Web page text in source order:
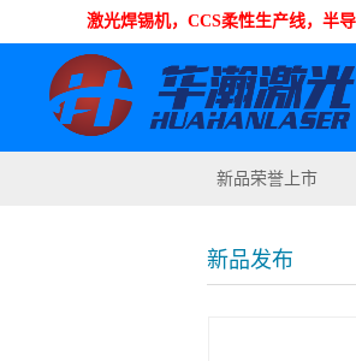
激光焊锡机，CCS柔性生产线，半
新品荣誉上市
新品发布